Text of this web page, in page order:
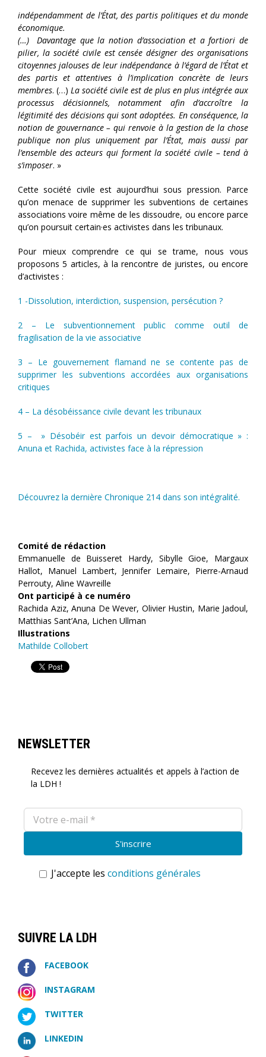
indépendamment de l’État, des partis politiques et du monde
économique.
(…) Davantage que la notion d’association et a fortiori de
pilier, la société civile est censée désigner des organisations
citoyennes jalouses de leur indépendance à l’égard de l’État et
des partis et attentives à l’implication concrète de leurs
membres. (…) La société civile est de plus en plus intégrée aux
processus décisionnels, notamment afin d’accroître la
légitimité des décisions qui sont adoptées. En conséquence, la
notion de gouvernance – qui renvoie à la gestion de la chose
publique non plus uniquement par l’État, mais aussi par
l’ensemble des acteurs qui forment la société civile – tend à
s’imposer. »
Cette société civile est aujourd’hui sous pression. Parce
qu’on menace de supprimer les subventions de certaines
associations voire même de les dissoudre, ou encore parce
qu’on poursuit certain·es activistes dans les tribunaux.
Pour mieux comprendre ce qui se trame, nous vous
proposons 5 articles, à la rencontre de juristes, ou encore
d’activistes :
1 -Dissolution, interdiction, suspension, persécution ?
2 – Le subventionnement public comme outil de
fragilisation de la vie associative
3 – Le gouvernement flamand ne se contente pas de
supprimer les subventions accordées aux organisations
critiques
4 – La désobéissance civile devant les tribunaux
5 – » Désobéir est parfois un devoir démocratique » :
Anuna et Rachida, activistes face à la répression
Découvrez la dernière Chronique 214 dans son intégralité.
Comité de rédaction
Emmanuelle de Buisseret Hardy, Sibylle Gioe, Margaux
Hallot, Manuel Lambert, Jennifer Lemaire, Pierre-Arnaud
Perrouty, Aline Wavreille
Ont participé à ce numéro
Rachida Aziz, Anuna De Wever, Olivier Hustin, Marie Jadoul,
Matthias Sant’Ana, Lichen Ullman
Illustrations
Mathilde Collobert
NEWSLETTER
Recevez les dernières actualités et appels à l’action de
la LDH !
J'accepte les conditions générales
SUIVRE LA LDH
FACEBOOK
INSTAGRAM
TWITTER
LINKEDIN